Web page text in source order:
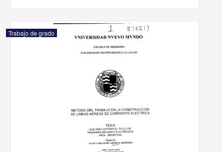
Trabajo de grado